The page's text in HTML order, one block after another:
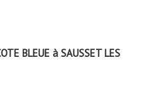
BLEUE à SAUSSET LES